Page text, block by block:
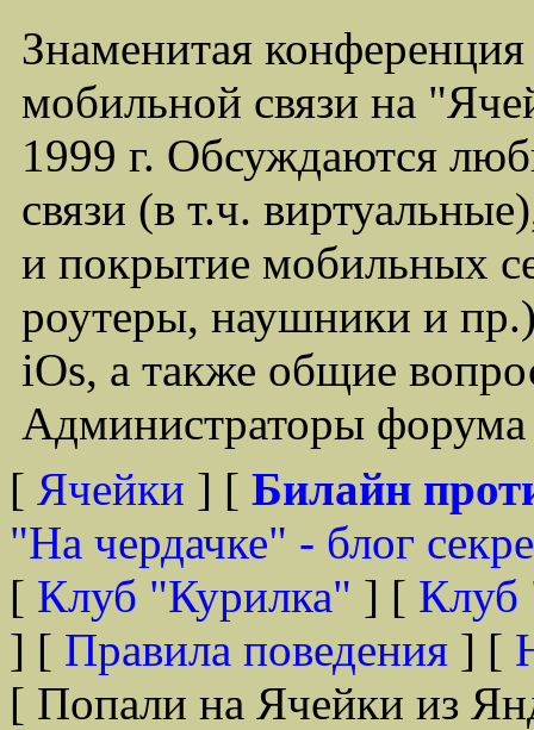
Знаменитая
мобильной связи на
1999 г. Обсуждаются
связи (в т.ч.
и покрытие мобильных
роутеры, наушники и
iOs, а также общие
Администраторы
[ Ячейки ] [ Билайн
"На чердачке" - блог
[ Клуб "Курилка" ] [ Клуб
] [ Правила поведения ] [
[ Попали на Ячейки из